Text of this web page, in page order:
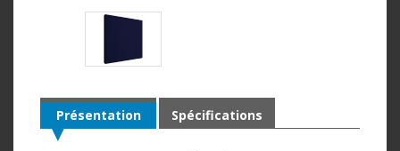
Présentation Spécifications